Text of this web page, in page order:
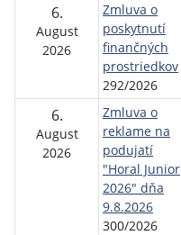
6.
August
2026
Zmluva o
poskytnutí
finančných
prostriedkov
292/2026
6.
August
2026
Zmluva o
reklame na
podujatí
"Horal Junior
2026" dňa
9.8.2026
300/2026